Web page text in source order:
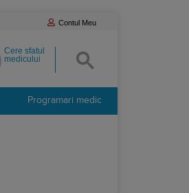
Contul Meu
Cere sfatul
medicului
Programari medic